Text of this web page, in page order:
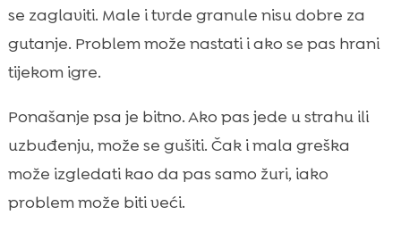
se zaglaviti. Male i tvrde granule nisu dobre za
gutanje. Problem može nastati i ako se pas hrani
tijekom igre.
Ponašanje psa je bitno. Ako pas jede u strahu ili
uzbuđenju, može se gušiti. Čak i mala greška
može izgledati kao da pas samo žuri, iako
problem može biti veći.